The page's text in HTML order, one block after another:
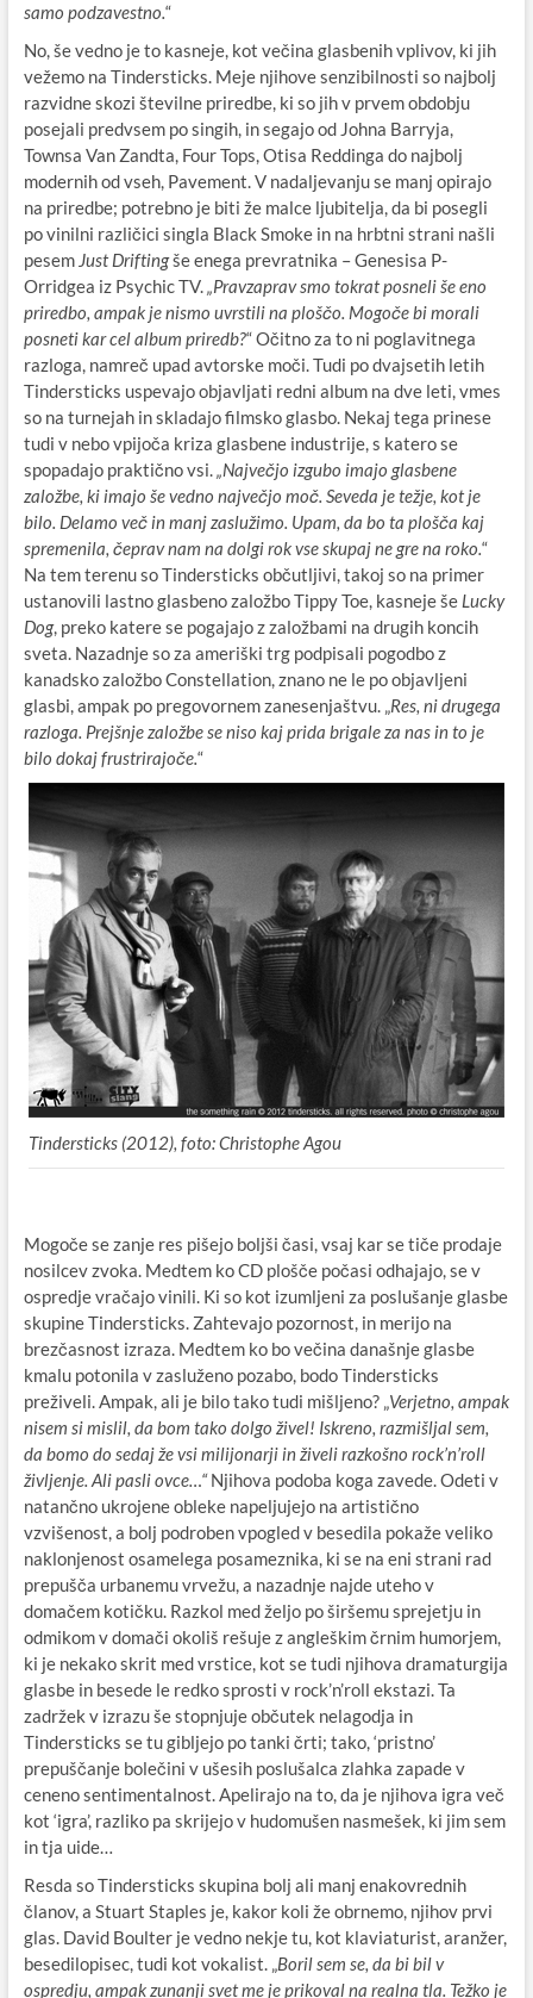
samo podzavestno.“
No, še vedno je to kasneje, kot večina glasbenih vplivov, ki jih
vežemo na Tindersticks. Meje njihove senzibilnosti so najbolj
razvidne skozi številne priredbe, ki so jih v prvem obdobju
posejali predvsem po singih, in segajo od Johna Barryja,
Townsa Van Zandta, Four Tops, Otisa Reddinga do najbolj
modernih od vseh, Pavement. V nadaljevanju se manj opirajo
na priredbe; potrebno je biti že malce ljubitelja, da bi posegli
po vinilni različici singla Black Smoke in na hrbtni strani našli
pesem Just Driftingše enega prevratnika – Genesisa P-
Orridgea iz Psychic TV.„Pravzaprav smo tokrat posneli še eno
priredbo, ampak je nismo uvrstili na ploščo. Mogoče bi morali
posneti kar cel album priredb?“ Očitno za to ni poglavitnega
razloga, namreč upad avtorske moči. Tudi po dvajsetih letih
Tindersticks uspevajo objavljati redni album na dve leti, vmes
so na turnejah in skladajo filmsko glasbo. Nekaj tega prinese
tudi v nebo vpijoča kriza glasbene industrije, s katero se
spopadajo praktično vsi.„Največjo izgubo imajo glasbene
založbe, ki imajo še vedno največjo moč. Seveda je težje, kot je
bilo. Delamo več in manj zaslužimo. Upam, da bo ta plošča kaj
spremenila, čeprav nam na dolgi rok vse skupaj ne gre na roko.“
Na tem terenu so Tindersticks občutljivi, takoj so na primer
ustanovili lastno glasbeno založbo Tippy Toe, kasneje še Lucky
Dog, preko katere se pogajajo z založbami na drugih koncih
sveta. Nazadnje so za ameriški trg podpisali pogodbo z
kanadsko založbo Constellation, znano ne le po objavljeni
glasbi, ampak po pregovornem zanesenjaštvu. „Res, ni drugega
razloga. Prejšnje založbe se niso kaj prida brigale za nas in to je
bilo dokaj frustrirajoče.“
Tindersticks (2012), foto: Christophe Agou
Mogoče se zanje res pišejo boljši časi, vsaj kar se tiče prodaje
nosilcev zvoka. Medtem ko CD plošče počasi odhajajo, se v
ospredje vračajo vinili. Ki so kot izumljeni za poslušanje glasbe
skupine Tindersticks. Zahtevajo pozornost, in merijo na
brezčasnost izraza. Medtem ko bo večina današnje glasbe
kmalu potonila v zasluženo pozabo, bodo Tindersticks
preživeli. Ampak, ali je bilo tako tudi mišljeno? „Verjetno, ampak
nisem si mislil, da bom tako dolgo živel! Iskreno, razmišljal sem,
da bomo do sedaj že vsi milijonarji in živeli razkošno rock’n’roll
življenje. Ali pasli ovce…“Njihova podoba koga zavede. Odeti v
natančno ukrojene obleke napeljujejo na artistično
vzvišenost, a bolj podroben vpogled v besedila pokaže veliko
naklonjenost osamelega posameznika, ki se na eni strani rad
prepušča urbanemu vrvežu, a nazadnje najde uteho v
domačem kotičku. Razkol med željo po širšemu sprejetju in
odmikom v domači okoliš rešuje z angleškim črnim humorjem,
ki je nekako skrit med vrstice, kot se tudi njihova dramaturgija
glasbe in besede le redko sprosti v rock’n’roll ekstazi. Ta
zadržek v izrazu še stopnjuje občutek nelagodja in
Tindersticks se tu gibljejo po tanki črti; tako, ‘pristno’
prepuščanje bolečini v ušesih poslušalca zlahka zapade v
ceneno sentimentalnost. Apelirajo na to, da je njihova igra več
kot ‘igra’, razliko pa skrijejo v hudomušen nasmešek, ki jim sem
in tja uide…
Resda so Tindersticks skupina bolj ali manj enakovrednih
članov, a Stuart Staples je, kakor koli že obrnemo, njihov prvi
glas. David Boulter je vedno nekje tu, kot klaviaturist, aranžer,
besedilopisec, tudi kot vokalist. „Boril sem se, da bi bil v
ospredju, ampak zunanji svet me je prikoval na realna tla. Težko je